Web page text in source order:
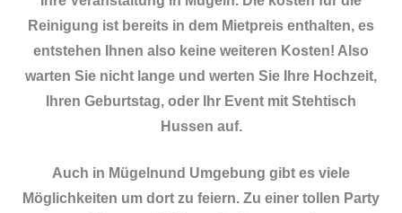
Reinigung ist bereits in dem Mietpreis enthalten, es
entstehen Ihnen also keine weiteren Kosten! Also
warten Sie nicht lange und werten Sie Ihre Hochzeit,
Ihren Geburtstag, oder Ihr Event mit Stehtisch
Hussen auf.
Auch in Mügelnund Umgebung gibt es viele
Möglichkeiten um dort zu feiern. Zu einer tollen Party